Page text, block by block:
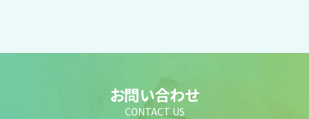
お問い合わせ
CONTACT US